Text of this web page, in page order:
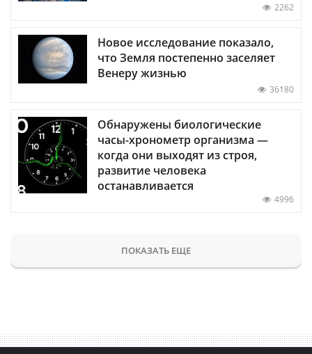
2262
Новое исследование показало,
что Земля постепенно заселяет
Венеру жизнью
36180
Обнаружены биологические
часы-хронометр организма —
когда они выходят из строя,
развитие человека
останавливается
4996
ПОКАЗАТЬ ЕЩЕ